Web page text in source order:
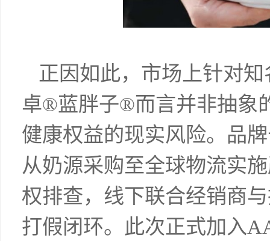
正因如此，市场上针对
卓®蓝胖子®而言并非抽象
健康权益的现实风险。品
从奶源采购至全球物流实
权排查，线下联合经销商
打假闭环。此次正式加入